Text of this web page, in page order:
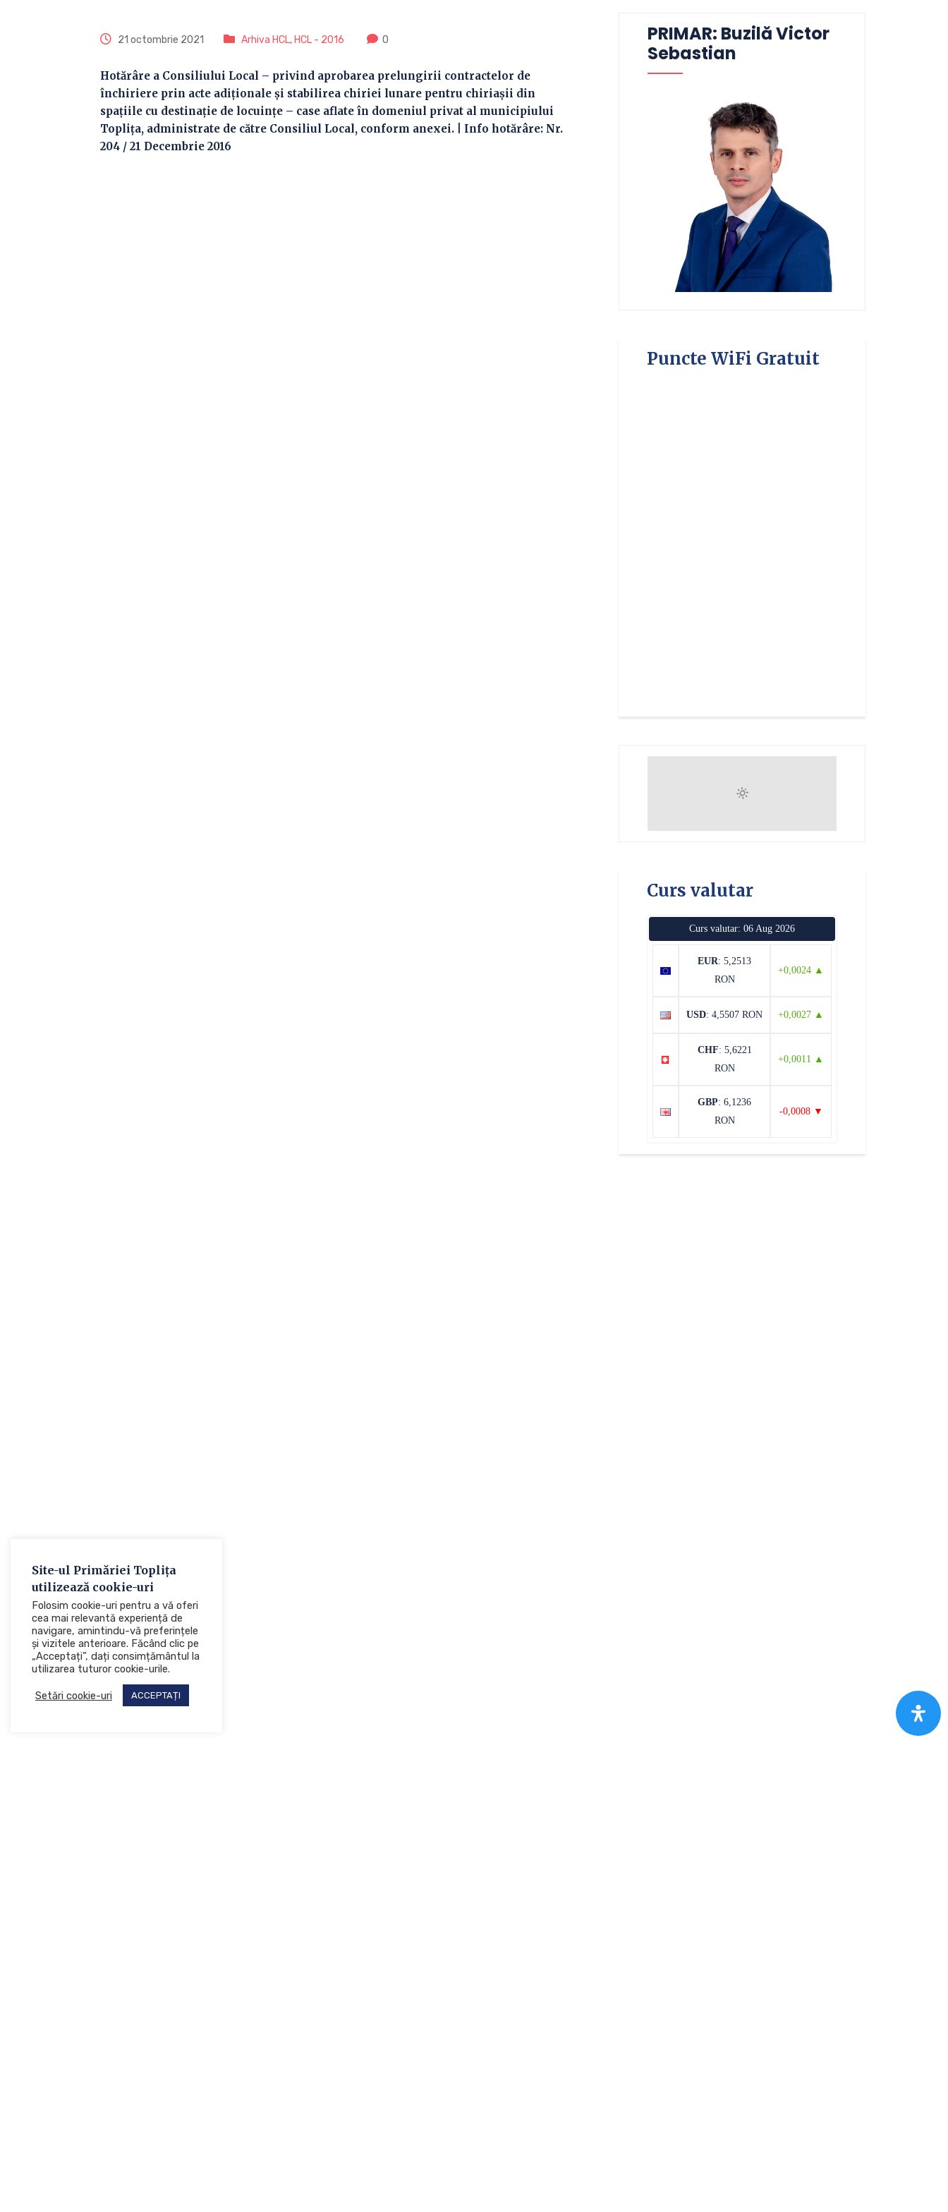
21 octombrie 2021 Arhiva HCL, HCL - 2016 0
Hotărâre a Consiliului Local – privind aprobarea prelungirii contractelor de
închiriere prin acte adiţionale şi stabilirea chiriei lunare pentru chiriaşii din
spaţiile cu destinaţie de locuinţe – case aflate în domeniul privat al municipiului
Topliţa, administrate de către Consiliul Local, conform anexei. | Info hotărâre: Nr.
204 / 21 Decembrie 2016
PRIMAR: Buzilă Victor
Sebastian
Puncte WiFi Gratuit
Curs valutar
Curs valutar: 06 Aug 2026
EUR: 5,2513
RON
+0,0024 ▲
USD: 4,5507 RON +0,0027 ▲
CHF: 5,6221
RON
+0,0011 ▲
GBP: 6,1236
RON
-0,0008 ▼
Site-ul Primăriei Toplița
utilizează cookie-uri
Folosim cookie-uri pentru a vă oferi
cea mai relevantă experiență de
navigare, amintindu-vă preferințele
și vizitele anterioare. Făcând clic pe
„Acceptați”, dați consimțământul la
utilizarea tuturor cookie-urile.
Setări cookie-uri ACCEPTAȚI